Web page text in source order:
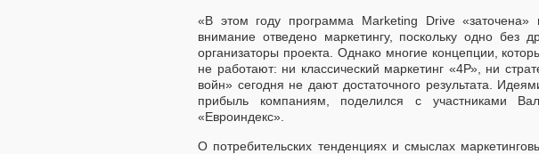
«В этом году программа Marketing Drive
внимание отведено маркетингу, поскольку одно без
организаторы проекта. Однако многие концепции,
не работают: ни классический маркетинг «4Р», ни
войн» сегодня не дают достаточного результата.
прибыль компаниям, поделился с участниками
«Евроиндекс».
О потребительских тенденциях и смыслах